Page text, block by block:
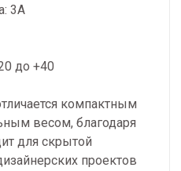
3A
до +40
компактным
весом, благодаря
для скрытой
проектов